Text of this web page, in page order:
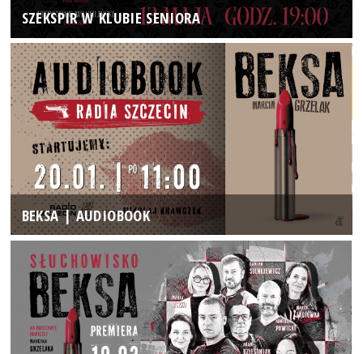
SZEKSPIR W KLUBIE SENIORA
BEKSA | AUDIOBOOK